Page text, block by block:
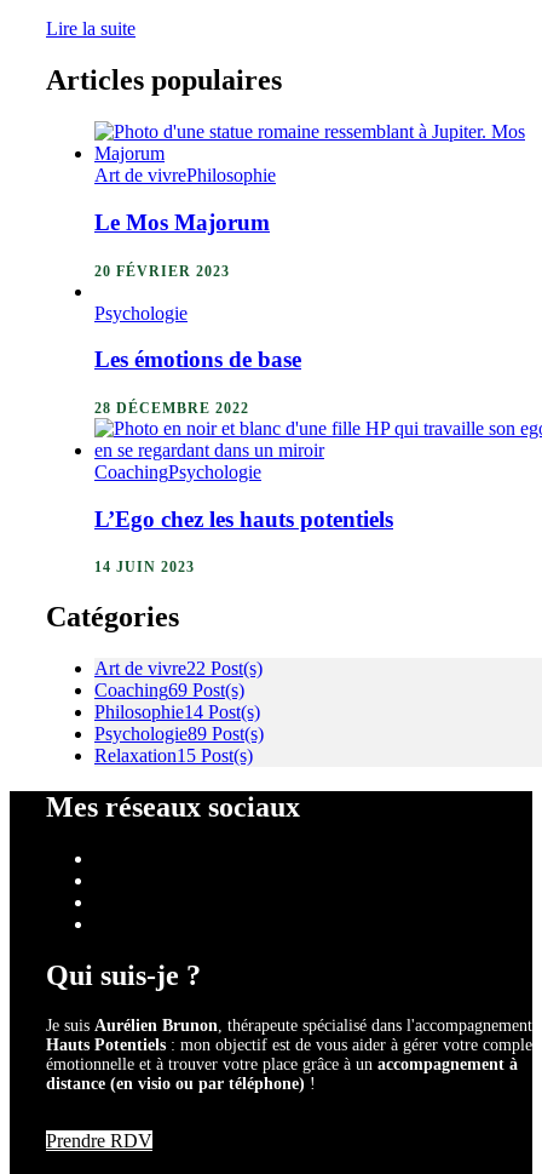
Lire la suite
Articles populaires
Art de vivrePhilosophie
Le Mos Majorum
20 FÉVRIER 2023
Psychologie
Les émotions de base
28 DÉCEMBRE 2022
CoachingPsychologie
L’Ego chez les hauts potentiels
14 JUIN 2023
Catégories
Art de vivre22 Post(s)
Coaching69 Post(s)
Philosophie14 Post(s)
Psychologie89 Post(s)
Relaxation15 Post(s)
Mes réseaux sociaux
Qui suis-je ?
Je suis Aurélien Brunon , thérapeute spécialisé dans l'accompagnement
Hauts Potentiels : mon objectif est de vous aider à gérer votre
émotionnelle et à trouver votre place grâce à un accompagnement à
distance (en visio ou par téléphone) !
Prendre RDV